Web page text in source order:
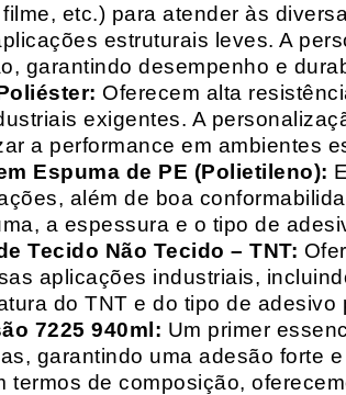
etc.) para atender às
estruturais leves. A
garantindo desempenho e
Oferecem alta
exigentes. A
a performance em ambientes
Espuma de PE (Polietileno):
além de boa
a espessura e o tipo de
Tecido Não Tecido – TNT:
aplicações industriais,
do TNT e do tipo de adesivo
7225 940ml: Um primer
garantindo uma adesão forte
termos de composição,